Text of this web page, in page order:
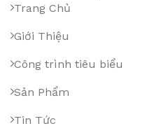
Trang Chủ
Giới Thiệu
Công trình tiêu biểu
Sản Phẩm
Tin Tức